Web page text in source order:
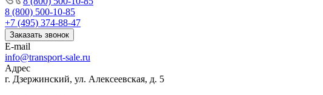
8 (800) 500-10-85
+7 (495) 374-88-47
Заказать звонок
E-mail
info@transport-sale.ru
Адрес
г. Дзержинский, ул. Алексеевская, д. 5